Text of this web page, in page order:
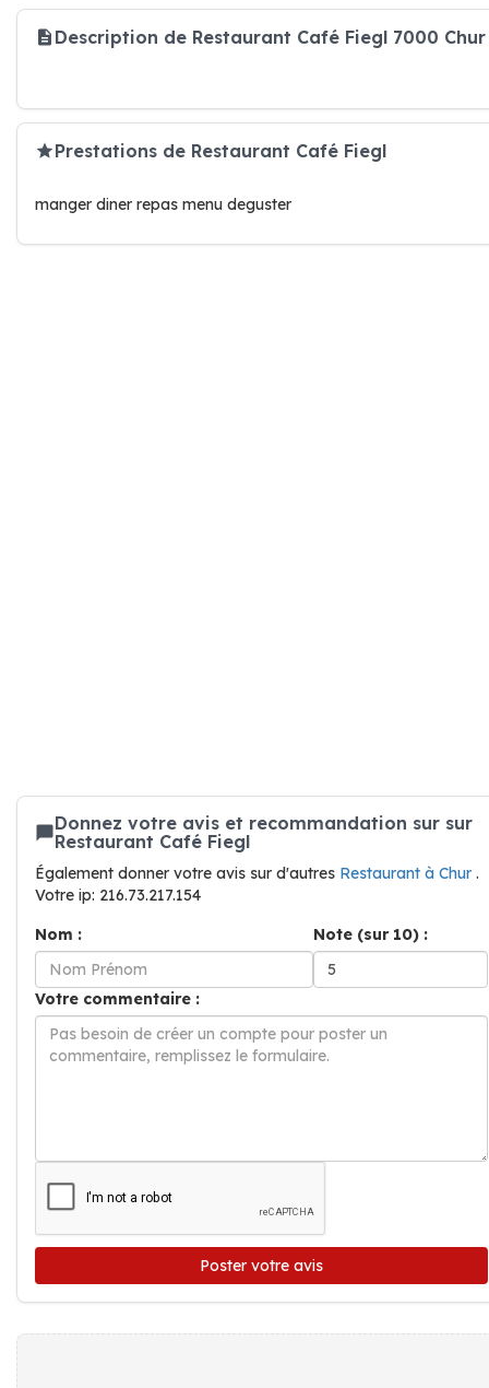
Description de Restaurant Café Fiegl 7000 Chur
Prestations de Restaurant Café Fiegl
manger diner repas menu deguster
Donnez votre avis et recommandation sur sur
Restaurant Café Fiegl
Également donner votre avis sur d'autres Restaurant à Chur .
Votre ip: 216.73.217.154
Nom :
Note (sur 10) :
Votre commentaire :
Poster votre avis